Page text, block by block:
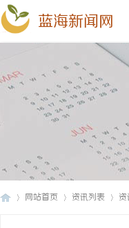
蓝海新闻网
网站首页 资讯列表